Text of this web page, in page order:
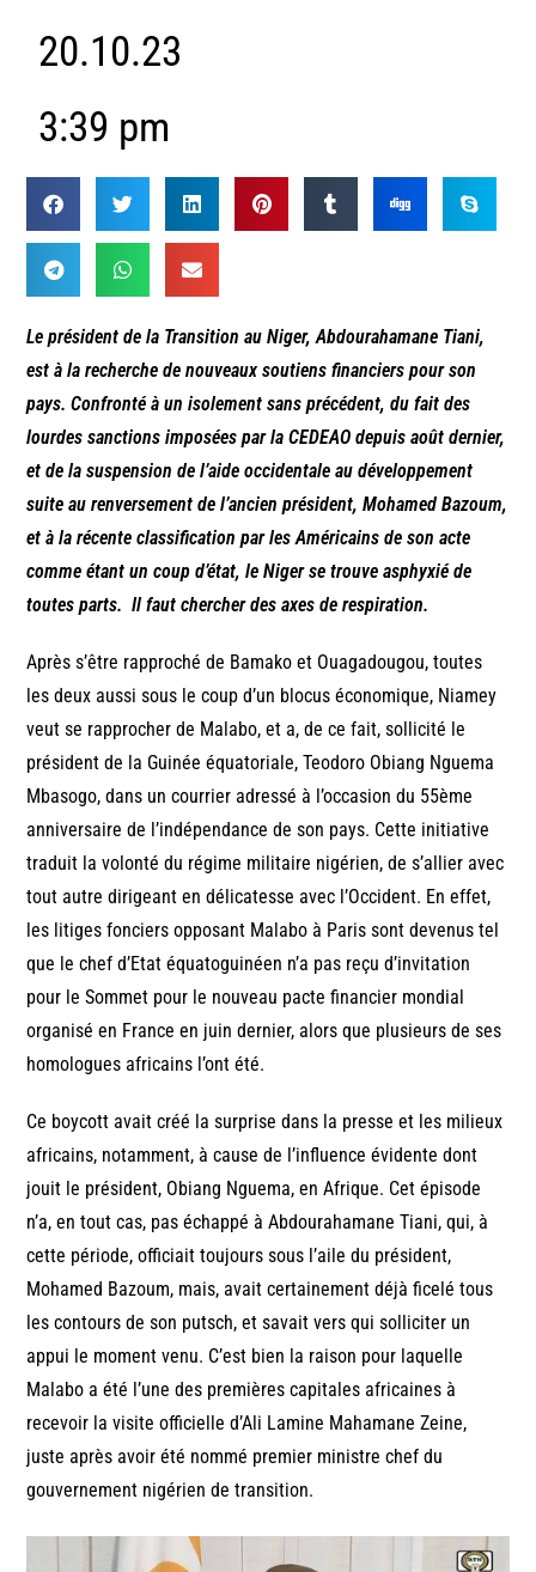
20.10.23
3:39 pm
Le président de la Transition au Niger, Abdourahamane Tiani,
est à la recherche de nouveaux soutiens financiers pour son
pays. Confronté à un isolement sans précédent, du fait des
lourdes sanctions imposées par la CEDEAO depuis août dernier,
et de la suspension de l’aide occidentale au développement
suite au renversement de l’ancien président, Mohamed Bazoum,
et à la récente classification par les Américains de son acte
comme étant un coup d’état, le Niger se trouve asphyxié de
toutes parts. Il faut chercher des axes de respiration.
Après s’être rapproché de Bamako et Ouagadougou, toutes
les deux aussi sous le coup d’un blocus économique, Niamey
veut se rapprocher de Malabo, et a, de ce fait, sollicité le
président de la Guinée équatoriale, Teodoro Obiang Nguema
Mbasogo, dans un courrier adressé à l’occasion du 55ème
anniversaire de l’indépendance de son pays. Cette initiative
traduit la volonté du régime militaire nigérien, de s’allier avec
tout autre dirigeant en délicatesse avec l’Occident. En effet,
les litiges fonciers opposant Malabo à Paris sont devenus tel
que le chef d’Etat équatoguinéen n’a pas reçu d’invitation
pour le Sommet pour le nouveau pacte financier mondial
organisé en France en juin dernier, alors que plusieurs de ses
homologues africains l’ont été.
Ce boycott avait créé la surprise dans la presse et les milieux
africains, notamment, à cause de l’influence évidente dont
jouit le président, Obiang Nguema, en Afrique. Cet épisode
n’a, en tout cas, pas échappé à Abdourahamane Tiani, qui, à
cette période, officiait toujours sous l’aile du président,
Mohamed Bazoum, mais, avait certainement déjà ficelé tous
les contours de son putsch, et savait vers qui solliciter un
appui le moment venu. C’est bien la raison pour laquelle
Malabo a été l’une des premières capitales africaines à
recevoir la visite officielle d’Ali Lamine Mahamane Zeine,
juste après avoir été nommé premier ministre chef du
gouvernement nigérien de transition.